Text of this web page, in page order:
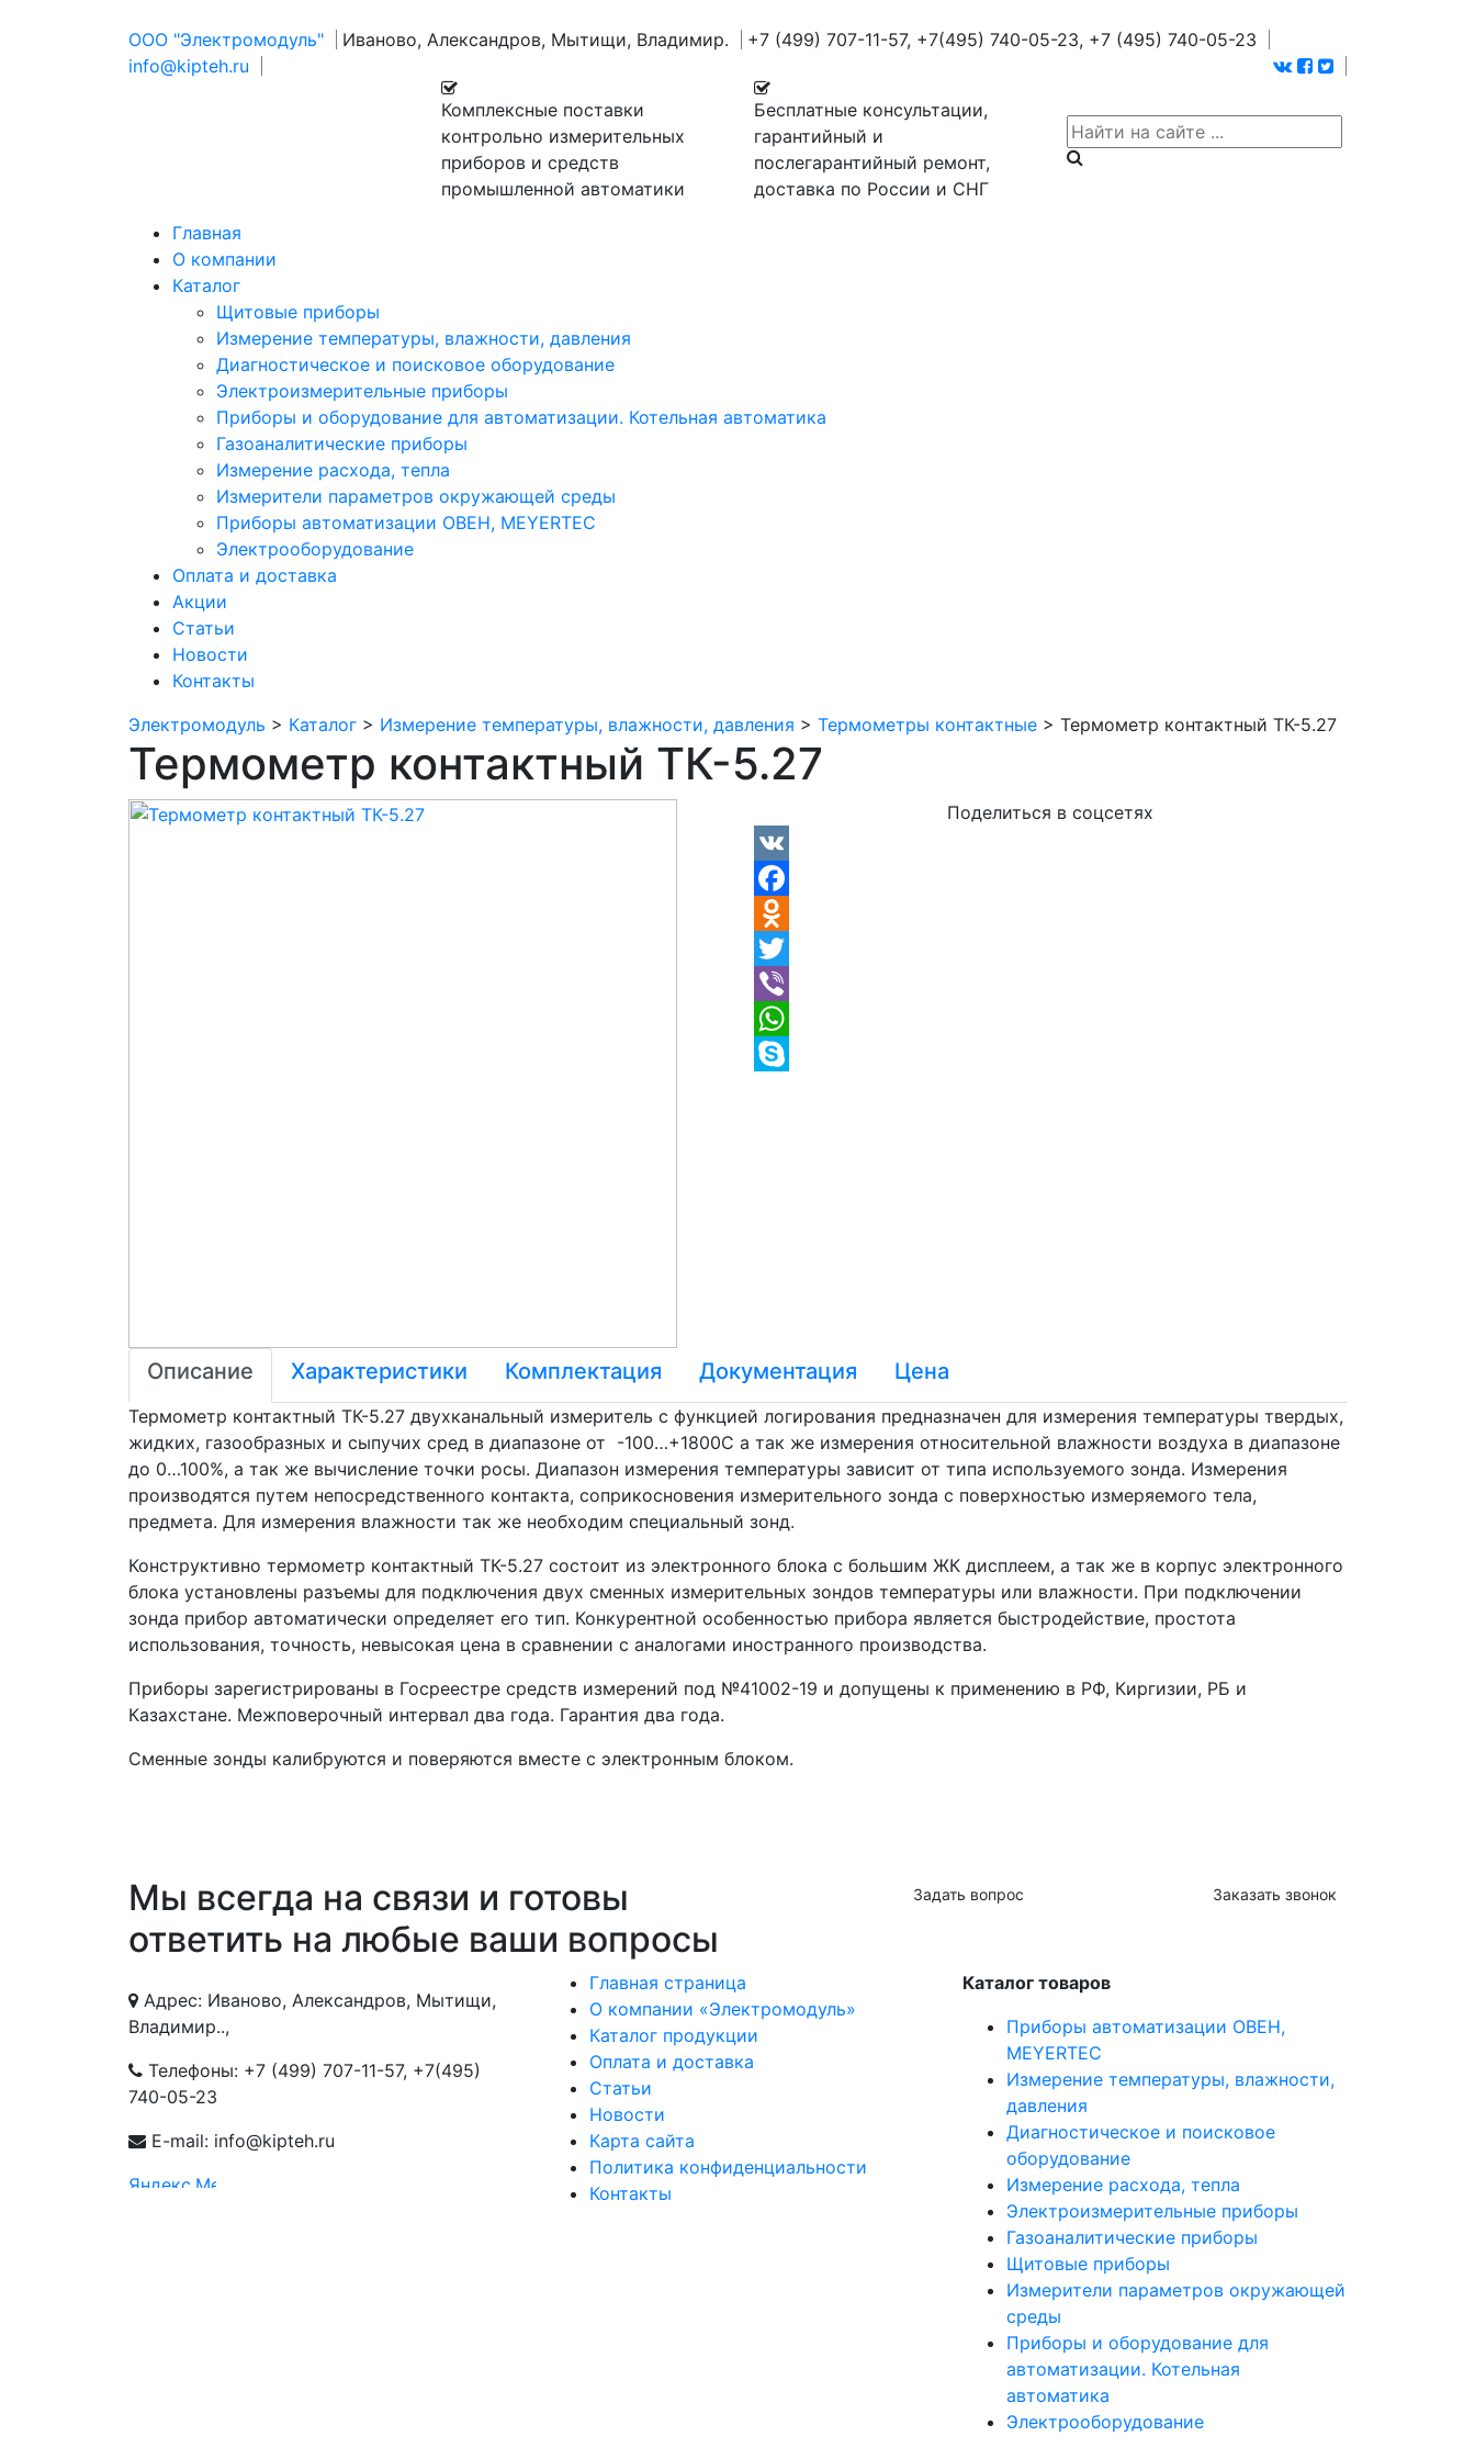
ООО "Электромодуль" Иваново, Александров, Мытищи, Владимир. +7 (499) 707-11-57, +7(495) 740-05-23, +7 (495) 740-05-23
info@kipteh.ru
Комплексные поставки
контрольно измерительных
приборов и средств
промышленной автоматики
Бесплатные консультации,
гарантийный и
послегарантийный ремонт,
доставка по России и СНГ
Главная
О компании
Каталог
Щитовые приборы
Измерение температуры, влажности, давления
Диагностическое и поисковое оборудование
Электроизмерительные приборы
Приборы и оборудование для автоматизации. Котельная автоматика
Газоаналитические приборы
Измерение расхода, тепла
Измерители параметров окружающей среды
Приборы автоматизации ОВЕН, MEYERTEC
Электрооборудование
Оплата и доставка
Акции
Статьи
Новости
Контакты
Электромодуль > Каталог > Измерение температуры, влажности, давления > Термометры контактные > Термометр контактный ТК-5.27
Термометр контактный ТК-5.27
Поделиться в соцсетях
Описание Характеристики Комплектация Документация Цена
Термометр контактный ТК-5.27 двухканальный измеритель с функцией логирования предназначен для измерения температуры твердых,
жидких, газообразных и сыпучих сред в диапазоне от -100…+1800С а так же измерения относительной влажности воздуха в диапазоне
до 0…100%, а так же вычисление точки росы. Диапазон измерения температуры зависит от типа используемого зонда. Измерения
производятся путем непосредственного контакта, соприкосновения измерительного зонда с поверхностью измеряемого тела,
предмета. Для измерения влажности так же необходим специальный зонд.
Конструктивно термометр контактный ТК-5.27 состоит из электронного блока с большим ЖК дисплеем, а так же в корпус электронного
блока установлены разъемы для подключения двух сменных измерительных зондов температуры или влажности. При подключении
зонда прибор автоматически определяет его тип. Конкурентной особенностью прибора является быстродействие, простота
использования, точность, невысокая цена в сравнении с аналогами иностранного производства.
Приборы зарегистрированы в Госреестре средств измерений под №41002-19 и допущены к применению в РФ, Киргизии, РБ и
Казахстане. Межповерочный интервал два года. Гарантия два года.
Сменные зонды калибруются и поверяются вместе с электронным блоком.
Мы всегда на связи и готовы
ответить на любые ваши вопросы
Задать вопрос Заказать звонок
Адрес: Иваново, Александров, Мытищи,
Владимир..,
Телефоны: +7 (499) 707-11-57, +7(495)
740-05-23
E-mail: info@kipteh.ru
Главная страница
О компании «Электромодуль»
Каталог продукции
Оплата и доставка
Статьи
Новости
Карта сайта
Политика конфиденциальности
Контакты
Каталог товаров
Приборы автоматизации ОВЕН,
MEYERTEC
Измерение температуры, влажности,
давления
Диагностическое и поисковое
оборудование
Измерение расхода, тепла
Электроизмерительные приборы
Газоаналитические приборы
Щитовые приборы
Измерители параметров окружающей
среды
Приборы и оборудование для
автоматизации. Котельная
автоматика
Электрооборудование